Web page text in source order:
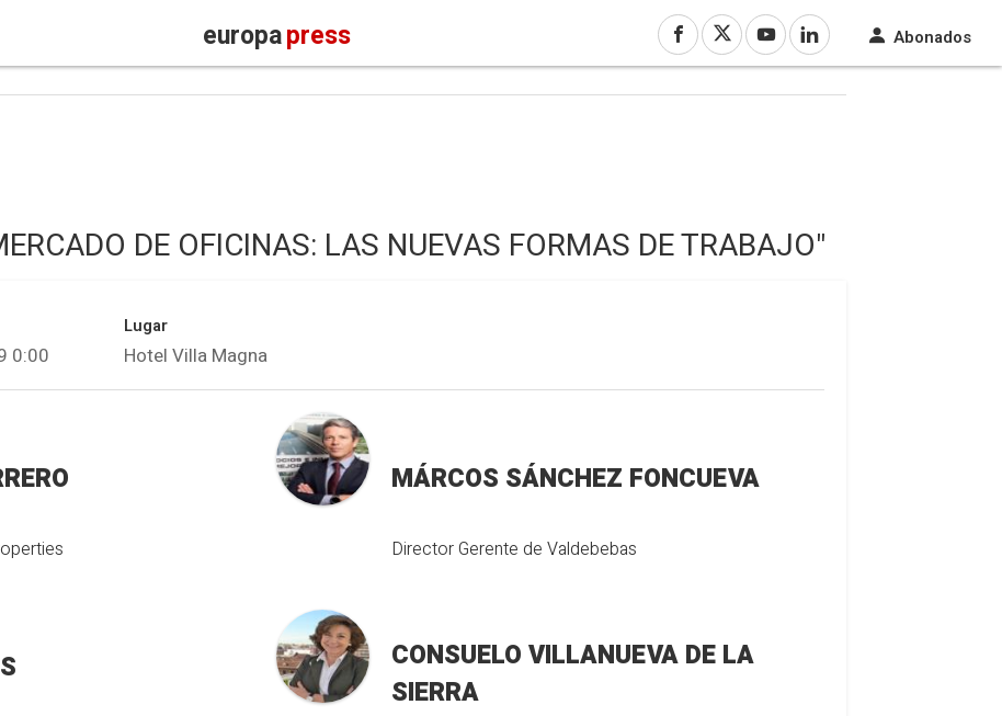
europapress Abonados
DE OFICINAS: LAS NUEVAS FORMAS DE TRABAJO"
0:00
Lugar
Hotel Villa Magna
MÁRCOS SÁNCHEZ FONCUEVA
Director Gerente de Valdebebas
CONSUELO VILLANUEVA DE LA
SIERRA